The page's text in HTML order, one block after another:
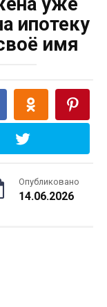
ипотеку
имя
Опубликовано
14.06.2026